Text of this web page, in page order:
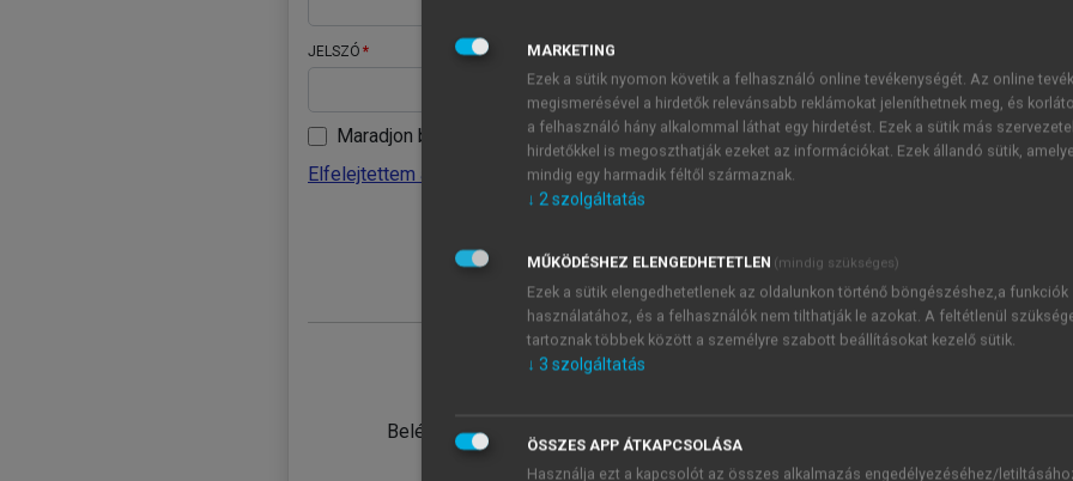
JELSZÓ
Maradjon belépve
Elfelejtettem a jelszavamat
Belépés intézményi azonosítóval
JELSZÓ
Kérek értesítést a MeRSZ
Kérek értesítést az
MARKETING
Ezek a sütik nyomon követik a felhasználó online tevékenységét. Az online
megismerésével a hirdetők relevánsabb reklámokat jeleníthetnek meg, és
a felhasználó hány alkalommal láthat egy hirdetést. Ezek a sütik más
hirdetőkkel is megoszthatják ezeket az információkat. Ezek állandó sütik,
mindig egy harmadik féltől származnak.
↓ 2szolgáltatás
MŰKÖDÉSHEZ ELENGEDHETETLEN (mindig szükséges)
Ezek a sütik elengedhetetlenek az oldalunkon történő böngészéshez,a funkciók
használatához, és a felhasználók nem tilthatják le azokat. A feltétlenül
tartoznak többek között a személyre szabott beállításokat kezelő sütik.
↓ 3 szolgáltatás
ÖSSZES APP ÁTKAPCSOLÁSA
Használja ezt a kapcsolót az összes alkalmazás engedélyezéséhez/